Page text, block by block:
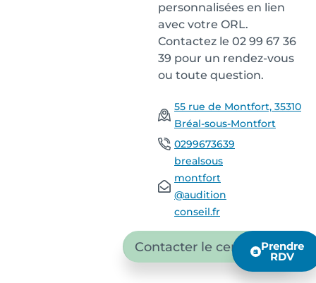
personnalisées en lien
avec votre ORL.
Contactez le 02 99 67 36
39 pour un rendez-vous
ou toute question.
55 rue de Montfort, 35310
Bréal-sous-Montfort
0299673639
brealsous
montfort
@audition
conseil.fr
Contacter le centre Prendre
RDV